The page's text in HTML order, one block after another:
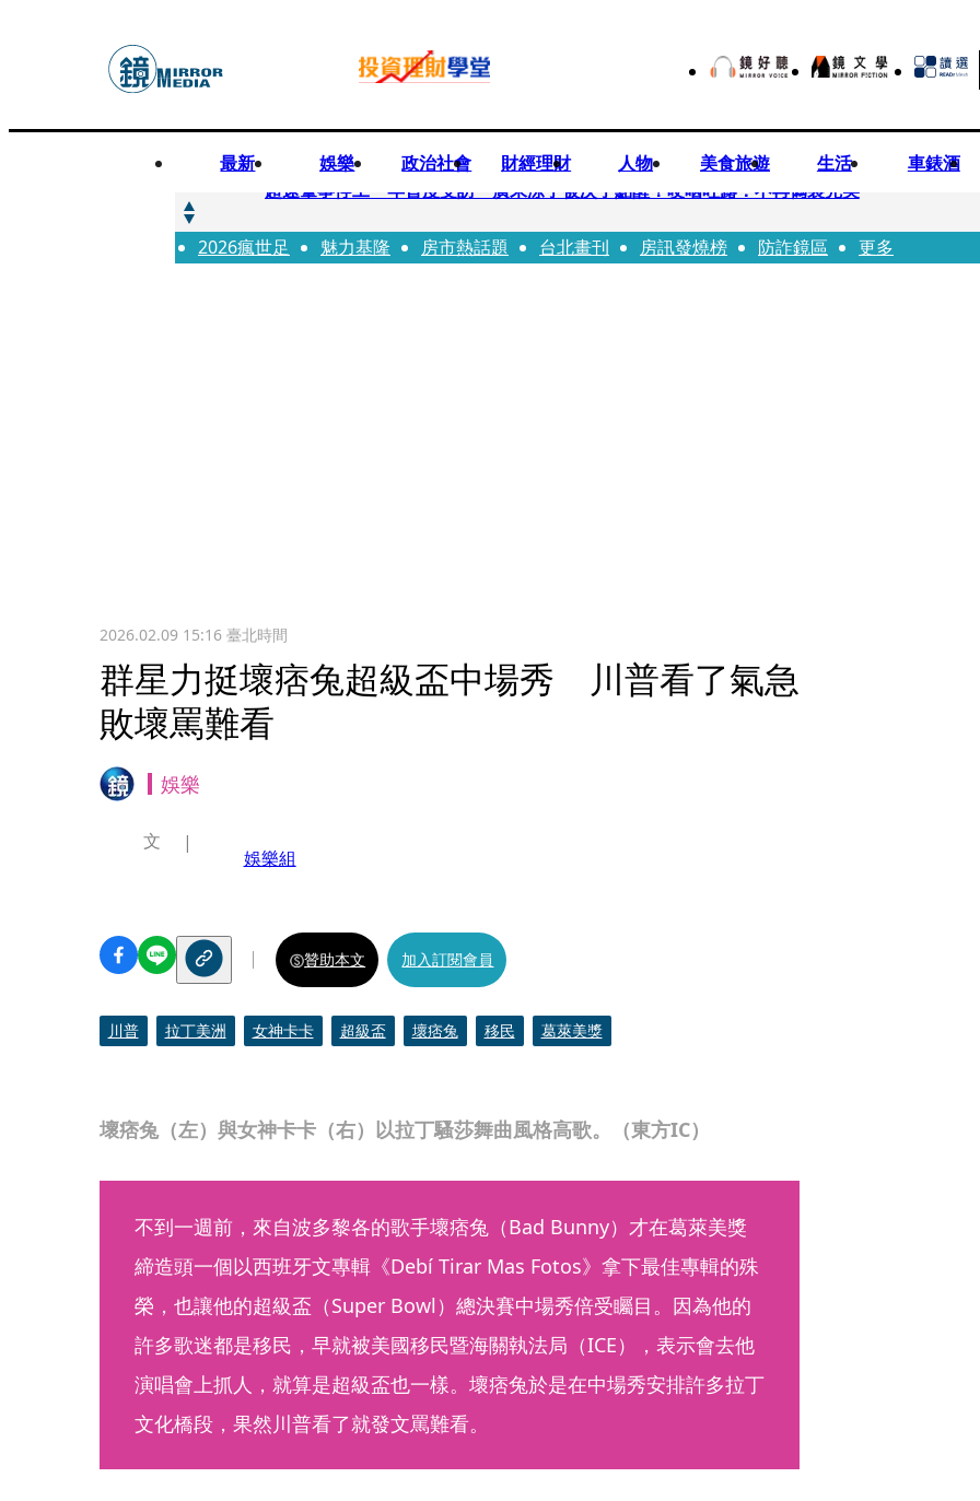
最新 娛樂 政治社會 財經理財 人物 美食旅遊 生活 車錶酒
快訊
超速肇事停工一年首度受訪 廣末涼子被次子點醒！哽咽吐露：不再偽裝完美
快訊
暗黑界轉戰科技圈！前AV女優當工程師 接單「網站製作」
2026瘋世足 魅力基隆 房市熱話題 台北畫刊 房訊發燒榜 防詐鏡區 更多
2026.02.09 15:16臺北時間
群星力挺壞痞兔超級盃中場秀 川普看了氣急
敗壞罵難看
娛樂
壞痞兔（左）與女神卡卡（右）以拉丁騷莎舞曲風格高歌。（東方IC）
文
娛樂組
贊助本文 加入訂閱會員
川普 拉丁美洲 女神卡卡 超級盃 壞痞兔 移民 葛萊美獎
不到一週前，來自波多黎各的歌手壞痞兔（Bad Bunny）才在葛萊美獎
締造頭一個以西班牙文專輯《Debí Tirar Mas Fotos》拿下最佳專輯的殊
榮，也讓他的超級盃（Super Bowl）總決賽中場秀倍受矚目。因為他的
許多歌迷都是移民，早就被美國移民暨海關執法局（ICE），表示會去他
演唱會上抓人，就算是超級盃也一樣。壞痞兔於是在中場秀安排許多拉丁
文化橋段，果然川普看了就發文罵難看。